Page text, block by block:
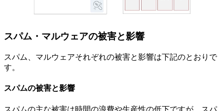
スパム・マルウェアの被害と影響
スパム、マルウェアそれぞれの被害と影響は下記のとおりで
す。
スパムの被害と影響
スパムの主な被害は時間の浪費や生産性の低下ですが、スパ